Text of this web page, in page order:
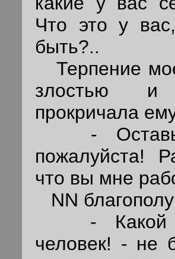
Что это у
быть?..
Терпение
злостью и
прокричала
-
пожалуйста!
что вы мне
NN
- Какой
человек! - не